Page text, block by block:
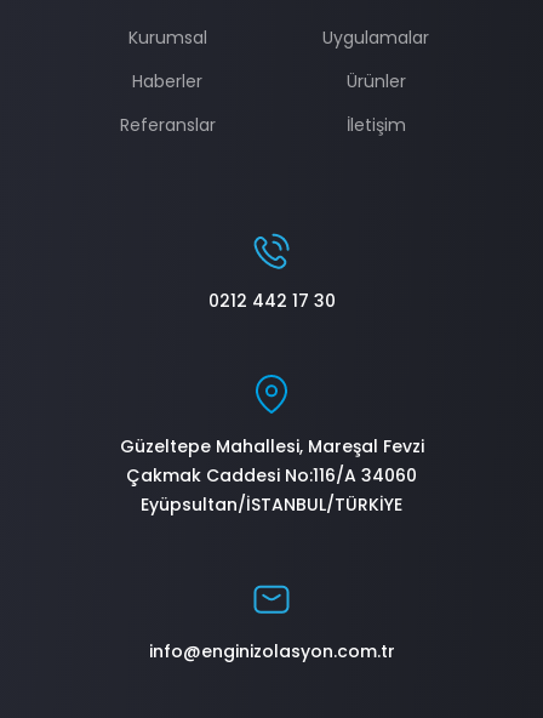
Kurumsal
Uygulamalar
Haberler
Ürünler
Referanslar
İletişim
0212 442 17 30
Güzeltepe Mahallesi, Mareşal Fevzi
Çakmak Caddesi No:116/A 34060
Eyüpsultan/İSTANBUL/TÜRKİYE
info@enginizolasyon.com.tr